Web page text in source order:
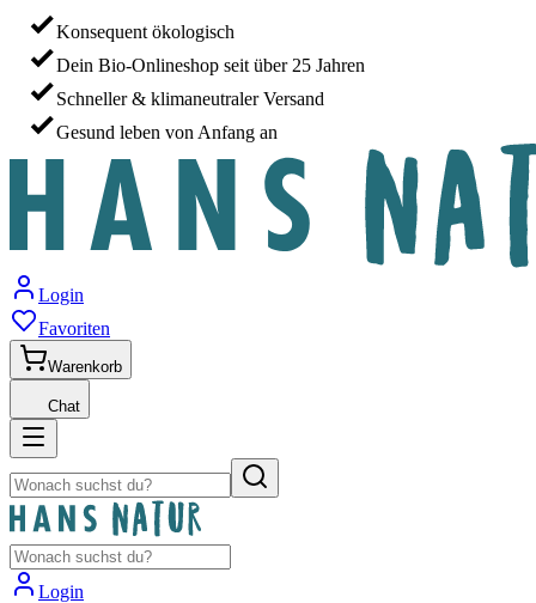
Konsequent ökologisch
Dein Bio-Onlineshop seit über 25 Jahren
Schneller & klimaneutraler Versand
Gesund leben von Anfang an
Login
Favoriten
Warenkorb
Chat
Login